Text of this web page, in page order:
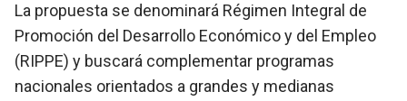
La propuesta se denominará Régimen Integral de
Promoción del Desarrollo Económico y del Empleo
(RIPPE) y buscará complementar programas
nacionales orientados a grandes y medianas